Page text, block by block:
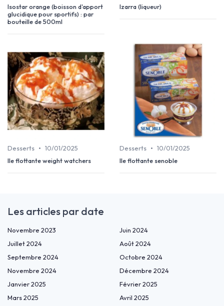
Isostar orange (boisson d'apport
glucidique pour sportifs) : par
bouteille de 500ml
Izarra (liqueur)
Desserts • 10/01/2025
Ile flottante weight watchers
Desserts • 10/01/2025
Ile flottante senoble
Les articles par date
Novembre 2023
Juin 2024
Juillet 2024
Août 2024
Septembre 2024
Octobre 2024
Novembre 2024
Décembre 2024
Janvier 2025
Février 2025
Mars 2025
Avril 2025